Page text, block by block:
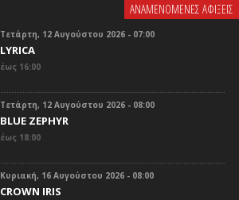
ΑΝΑΜΕΝΟΜΕΝΕΣ ΑΦΙΞΕΙΣ
Τετάρτη, 12 Αυγούστου 2026 - 07:00
LYRICA
έως 16:00
Τετάρτη, 12 Αυγούστου 2026 - 08:00
BLUE ZEPHYR
έως 18:00
Κυριακή, 16 Αυγούστου 2026 - 08:00
CROWN IRIS